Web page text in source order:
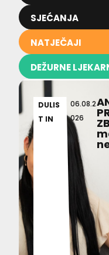
SJEĆANJA
NATJEČAJI
DEŽURNE
DULIS
T IN
06.08.2
026